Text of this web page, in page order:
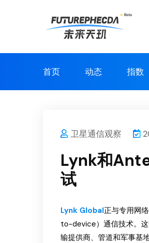
首页 动态 指数
卫星通信观察
Lynk和
试
Lynk Global正与专用网
to-device）通信技术。这
输提供商、管道和军事基